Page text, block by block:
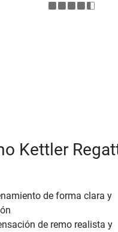
Kettler
de forma clara y
de remo realista y